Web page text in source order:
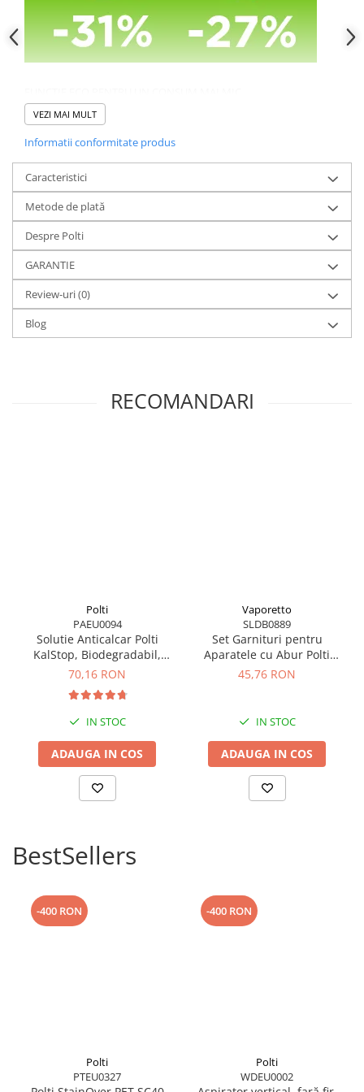
Funcție ECO fpentru economie la consum de 27% la energie și
31% apa.
INDEPARTEAZA 99,99% DINTRE GERMENI, BACTERII, VIRUSI
VAPORFLEXI, O PERIE CARE FACE DIFERENTA
Este eficient în eliminarea murdăriei, datorită periei Vaporflexi.
VEZI MAI MULT
Informatii conformitate produs
Caracteristici
Metode de plată
Despre Polti
GARANTIE
Review-uri(0)
Blog
RECOMANDARI
Polti
PAEU0094
Solutie Anticalcar Polti
KalStop, Biodegradabil,
Non-toxic, 20 x 5 ml
70,16 RON
IN STOC
ADAUGA IN COS
Vaporetto
SLDB0889
Set Garnituri pentru
Aparatele cu Abur Polti
Vaporetto
45,76 RON
IN STOC
ADAUGA IN COS
BestSellers
-400 RON
Polti
PTEU0327
-400 RON
Polti
WDEU0002